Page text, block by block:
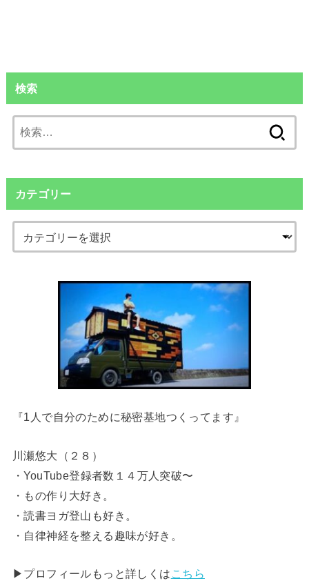
検索
索:
カテゴリー
『1人で自分のために秘密基地つくってます』
川瀬悠大（２８）
・YouTube登録者数１４万人突破〜
・もの作り大好き。
・読書ヨガ登山も好き。
・自律神経を整える趣味が好き。
▶︎プロフィールもっと詳しくは こちら